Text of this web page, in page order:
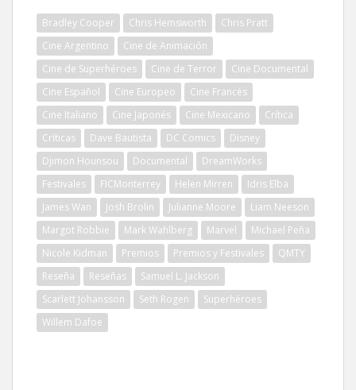
Bradley Cooper Chris Hemsworth
Chris Pratt
Cine Argentino
Cine de Animación
Cine de Superhéroes
Cine de Terror
Cine Documental
Cine Español
Cine Europeo
Cine Francés
Cine Italiano
Cine Japonés Cine Mexicano
Crítica
Críticas
Dave Bautista DC Comics
Disney
Djimon Hounsou
Documental
DreamWorks
Festivales
FICMonterrey Helen Mirren
Idris Elba
James Wan
Josh Brolin Julianne Moore
Liam Neeson
Margot Robbie
Mark Wahlberg Marvel
Michael Peña
Nicole Kidman
Premios Premios y Festivales
QMTY
Reseña
Reseñas
Samuel L. Jackson
Scarlett Johansson
Seth Rogen
Superhéroes
Willem Dafoe